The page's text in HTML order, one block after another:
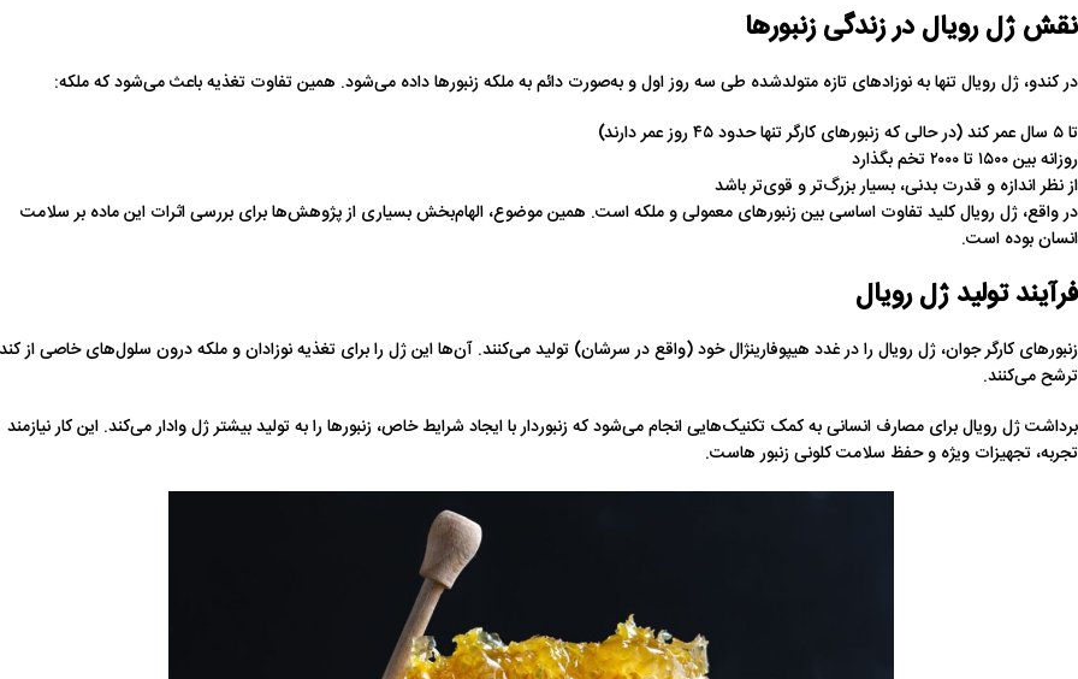
نقش ژل رویال در زندگی زنبورها
در کندو، ژل رویال تنها به نوزادهای تازه متولدشده طی سه روز اول و به‌صورت دائم به ملکه زنبورها داده می‌شود. همین تفاوت تغذیه باعث می‌شود که ملکه:
تا ۵ سال عمر کند (در حالی که زنبورهای کارگر تنها حدود ۴۵ روز عمر دارند)
روزانه بین ۱۵۰۰ تا ۲۰۰۰ تخم بگذارد
از نظر اندازه و قدرت بدنی، بسیار بزرگ‌تر و قوی‌تر باشد
در واقع، ژل رویال کلید تفاوت اساسی بین زنبورهای معمولی و ملکه است. همین موضوع، الهام‌بخش بسیاری از پژوهش‌ها برای بررسی اثرات این ماده بر سلامت
انسان بوده است.
فرآیند تولید ژل رویال
زنبورهای کارگر جوان، ژل رویال را در غدد هیپوفارینژال خود (واقع در سرشان) تولید می‌کنند. آن‌ها این ژل را برای تغذیه نوزادان و ملکه درون سلول‌های خاصی از
ترشح می‌کنند.
برداشت ژل رویال برای مصارف انسانی به کمک تکنیک‌هایی انجام می‌شود که زنبوردار با ایجاد شرایط خاص، زنبورها را به تولید بیشتر ژل وادار می‌کند. این کار نیازمند
تجربه، تجهیزات ویژه و حفظ سلامت کلونی زنبور هاست.